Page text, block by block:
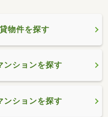
物件を探す
ンションを探す
ンションを探す